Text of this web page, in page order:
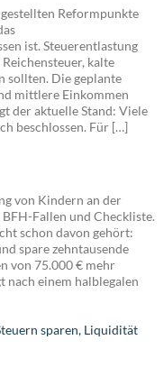
Reformpunkte
ist. Steuerentlastung
kalte
sollten. Die geplante
mittlere Einkommen
der aktuelle Stand: Viele
beschlossen. Für […]
von Kindern an der
Fallen und Checkliste.
schon davon gehört:
spare zehntausende
von 75.000 € mehr
nach einem halblegalen
sparen, Liquidität